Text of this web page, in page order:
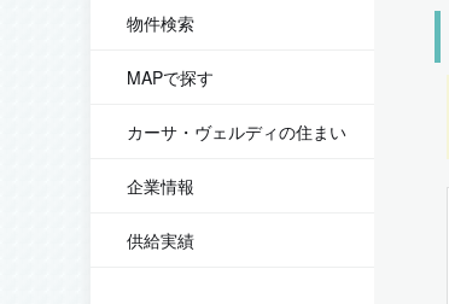
物件検索
MAPで探す
カーサ・ヴェルディの住まい
企業情報
供給実績